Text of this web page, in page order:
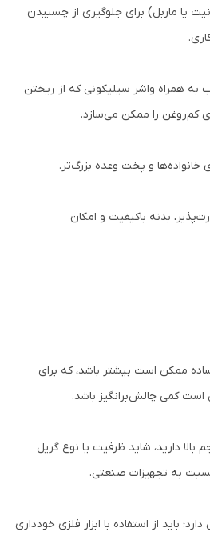
یا ماربل) برای جلوگیری از چسبیدن
به همراه واشر سیلیکونی که از ریختن
کم‌روغن را ممکن می‌سازد.
بدنه باکیفیت و امکان
ممکن است بیشتر باشد، که برای
کمی چالش‌برانگیز باشد.
بالا دارید، شاید ظرفیت یا نوع گریل
به تجهیزات صنعتی.
باید از استفاده با ابزار فلزی خودداری